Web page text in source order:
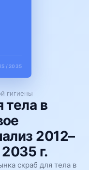
гигиены
тела в
2012–
г.
скраб для тела в
/ 2035